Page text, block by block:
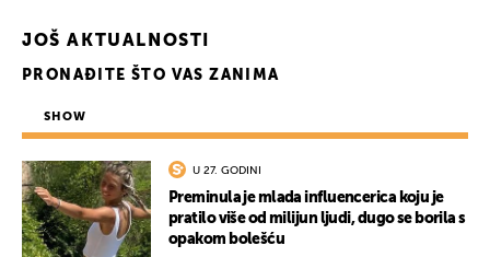
JOŠ AKTUALNOSTI
PRONAĐITE ŠTO VAS ZANIMA
SHOW
U 27. GODINI
Preminula je mlada influencerica koju je
pratilo više od milijun ljudi, dugo se borila s
opakom bolešću